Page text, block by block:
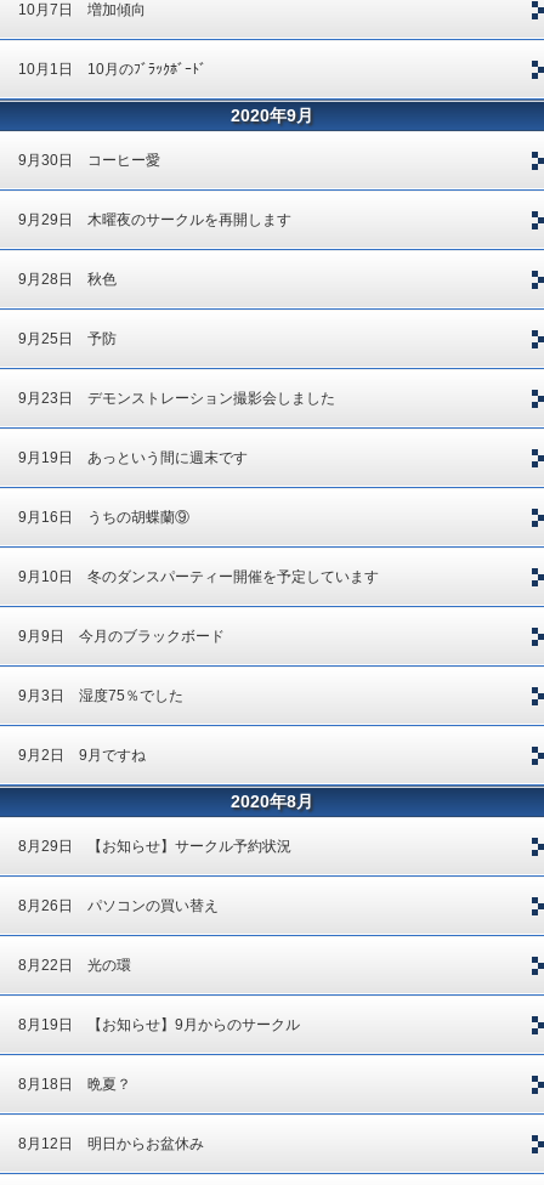
10月7日 増加傾向
10月1日 10月のﾌﾞﾗｯｸﾎﾞｰﾄﾞ
2020年9月
9月30日 コーヒー愛
9月29日 木曜夜のサークルを再開します
9月28日 秋色
9月25日 予防
9月23日 デモンストレーション撮影会しました
9月19日 あっという間に週末です
9月16日 うちの胡蝶蘭⑨
9月10日 冬のダンスパーティー開催を予定しています
9月9日 今月のブラックボード
9月3日 湿度75％でした
9月2日 9月ですね
2020年8月
8月29日 【お知らせ】サークル予約状況
8月26日 パソコンの買い替え
8月22日 光の環
8月19日 【お知らせ】9月からのサークル
8月18日 晩夏？
8月12日 明日からお盆休み